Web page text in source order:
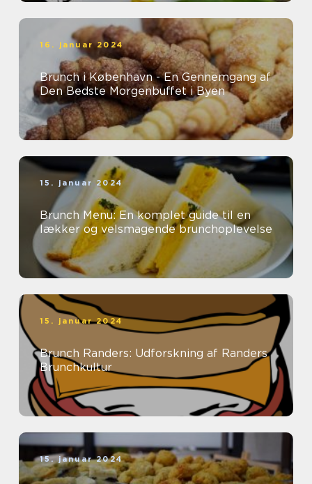
16. januar 2024
Brunch i København - En Gennemgang af
Den Bedste Morgenbuffet i Byen
15. januar 2024
Brunch Menu: En komplet guide til en
lækker og velsmagende brunchoplevelse
15. januar 2024
Brunch Randers: Udforskning af Randers
Brunchkultur
15. januar 2024